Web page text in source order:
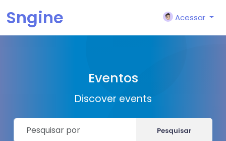
Sngine Acessar
Eventos
Discover events
Pesquisar